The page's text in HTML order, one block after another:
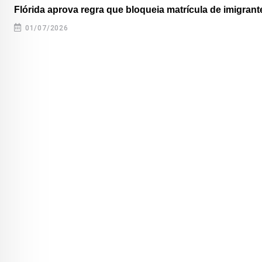
Flórida aprova regra que bloqueia matrícula de
01/07/2026